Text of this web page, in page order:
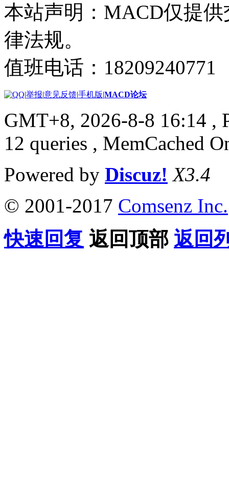
本站声明：MACD仅提
律法规。
值班电话：
|举报|意见反馈|手机版|MACD论坛
GMT+8, 2026-8-8 16:14 ,
12 queries , MemCached
Powered by Discuz! X3.4
© 2001-2017 Comsenz Inc.
快速回复 返回顶部 返回